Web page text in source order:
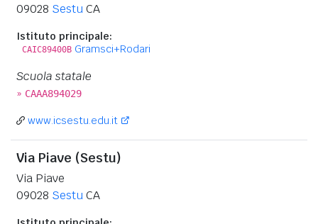
09028 SestuCA
Istituto principale:
CAIC89400B Gramsci+Rodari
Scuola statale
» CAAA894029
www.icsestu.edu.it
Via Piave (Sestu)
Via Piave
09028 SestuCA